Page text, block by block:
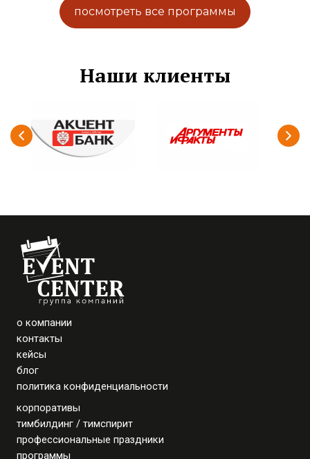
посмотреть все программы
Наши клиенты
о компании
контакты
кейсы
блог
политика конфиденциальности
корпоративы
тимбилдинг / тимспирит
профессиональные праздники
программы